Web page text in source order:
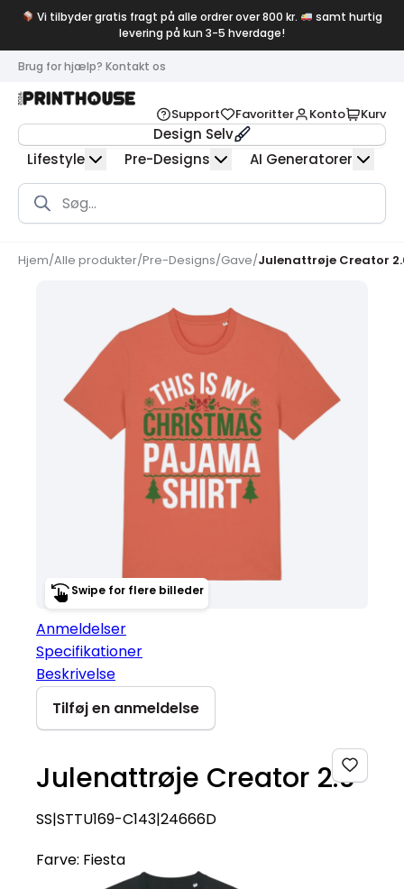
Vi tilbyder gratis fragt på alle ordrer over 800 kr.
samt hurtig
levering på kun 3-5 hverdage!
Brug for hjælp? Kontakt os
Support Favoritter Konto Kurv
Design Selv
Lifestyle
Pre-Designs AI Generatorer
Products
search
Hjem/Alle produkter/Pre-Designs/Gave/Julenattrøje Creator
Swipe for flere billeder
Anmeldelser
Specifikationer
Beskrivelse
Tilføj en anmeldelse
Julenattrøje Creator 2.0
SS|STTU169-C143|24666D
Farve: Fiesta